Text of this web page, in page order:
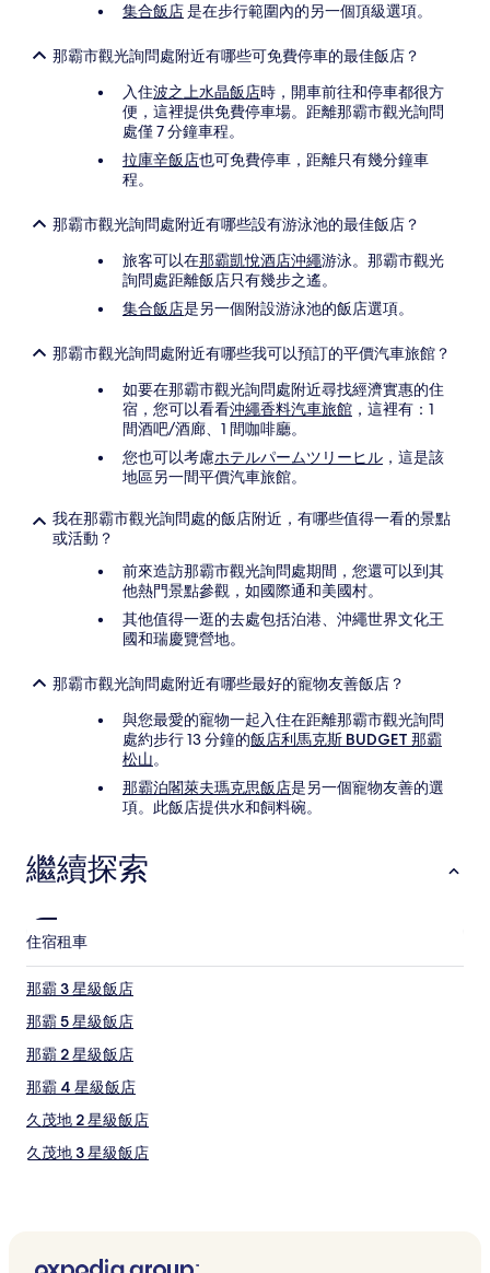
集合飯店是在步行範圍內的另一個頂級選項。
那霸市觀光詢問處附近有哪些可免費停車的最佳飯店？
入住波之上水晶飯店時，開車前往和停車都很方
便，這裡提供免費停車場。距離那霸市觀光詢問
處僅 7 分鐘車程。
拉庫辛飯店也可免費停車，距離只有幾分鐘車
程。
那霸市觀光詢問處附近有哪些設有游泳池的最佳飯店？
旅客可以在那霸凱悅酒店沖繩游泳。那霸市觀光
詢問處距離飯店只有幾步之遙。
集合飯店是另一個附設游泳池的飯店選項。
那霸市觀光詢問處附近有哪些我可以預訂的平價汽車旅館？
如要在那霸市觀光詢問處附近尋找經濟實惠的住
宿，您可以看看沖繩香料汽車旅館 ，這裡有：1
間酒吧/酒廊、1 間咖啡廳。
您也可以考慮ホテルパームツリーヒル ，這是該
地區另一間平價汽車旅館。
我在那霸市觀光詢問處的飯店附近，有哪些值得一看的景點
或活動？
前來造訪那霸市觀光詢問處期間，您還可以到其
他熱門景點參觀，如國際通和美國村。
其他值得一逛的去處包括泊港、沖繩世界文化王
國和瑞慶覽營地。
那霸市觀光詢問處附近有哪些最好的寵物友善飯店？
與您最愛的寵物一起入住在距離那霸市觀光詢問
處約步行 13 分鐘的飯店利馬克斯 BUDGET 那霸
松山。
那霸泊閣萊夫瑪克思飯店是另一個寵物友善的選
項。此飯店提供水和飼料碗。
繼續探索
住宿租車
那霸 3 星級飯店
那霸 5 星級飯店
那霸 2 星級飯店
那霸 4 星級飯店
久茂地 2 星級飯店
久茂地 3 星級飯店